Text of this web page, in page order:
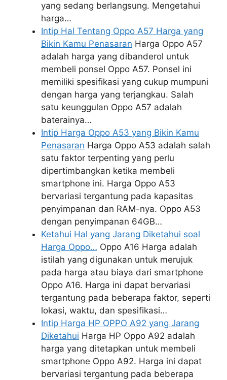
yang sedang berlangsung. Mengetahui
harga…
Intip Hal Tentang Oppo A57 Harga yang
Bikin Kamu Penasaran Harga Oppo A57
adalah harga yang dibanderol untuk
membeli ponsel Oppo A57. Ponsel ini
memiliki spesifikasi yang cukup mumpuni
dengan harga yang terjangkau. Salah
satu keunggulan Oppo A57 adalah
baterainya…
Intip Harga Oppo A53 yang Bikin Kamu
Penasaran Harga Oppo A53 adalah salah
satu faktor terpenting yang perlu
dipertimbangkan ketika membeli
smartphone ini. Harga Oppo A53
bervariasi tergantung pada kapasitas
penyimpanan dan RAM-nya. Oppo A53
dengan penyimpanan 64GB…
Ketahui Hal yang Jarang Diketahui soal
Harga Oppo… Oppo A16 Harga adalah
istilah yang digunakan untuk merujuk
pada harga atau biaya dari smartphone
Oppo A16. Harga ini dapat bervariasi
tergantung pada beberapa faktor, seperti
lokasi, waktu, dan spesifikasi…
Intip Harga HP OPPO A92 yang Jarang
Diketahui Harga HP Oppo A92 adalah
harga yang ditetapkan untuk membeli
smartphone Oppo A92. Harga ini dapat
bervariasi tergantung pada beberapa